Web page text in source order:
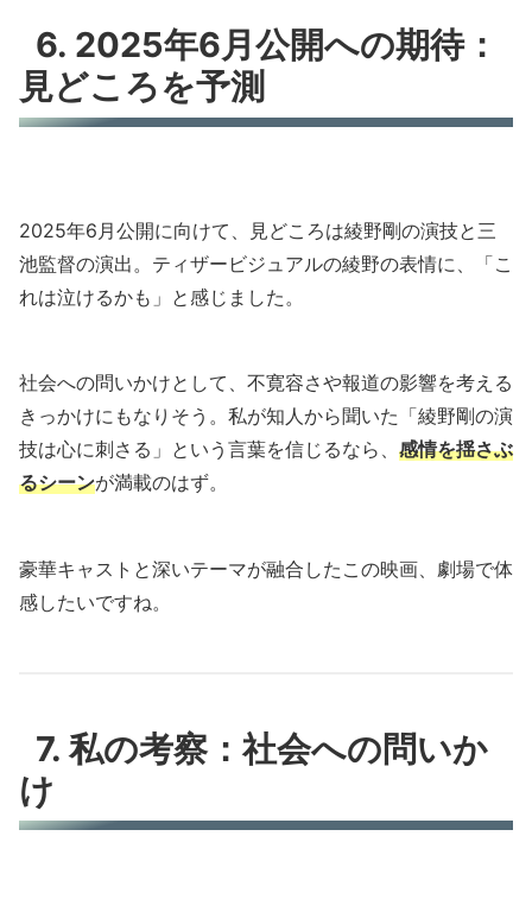
6. 2025年6月公開への期待：
見どころを予測
2025年6月公開に向けて、見どころは綾野剛の演技と三
池監督の演出。ティザービジュアルの綾野の表情に、「こ
れは泣けるかも」と感じました。
社会への問いかけとして、不寛容さや報道の影響を考える
きっかけにもなりそう。私が知人から聞いた「綾野剛の演
技は心に刺さる」という言葉を信じるなら、 感情を揺さぶ
るシーンが満載のはず。
豪華キャストと深いテーマが融合したこの映画、劇場で体
感したいですね。
7. 私の考察：社会への問いか
け